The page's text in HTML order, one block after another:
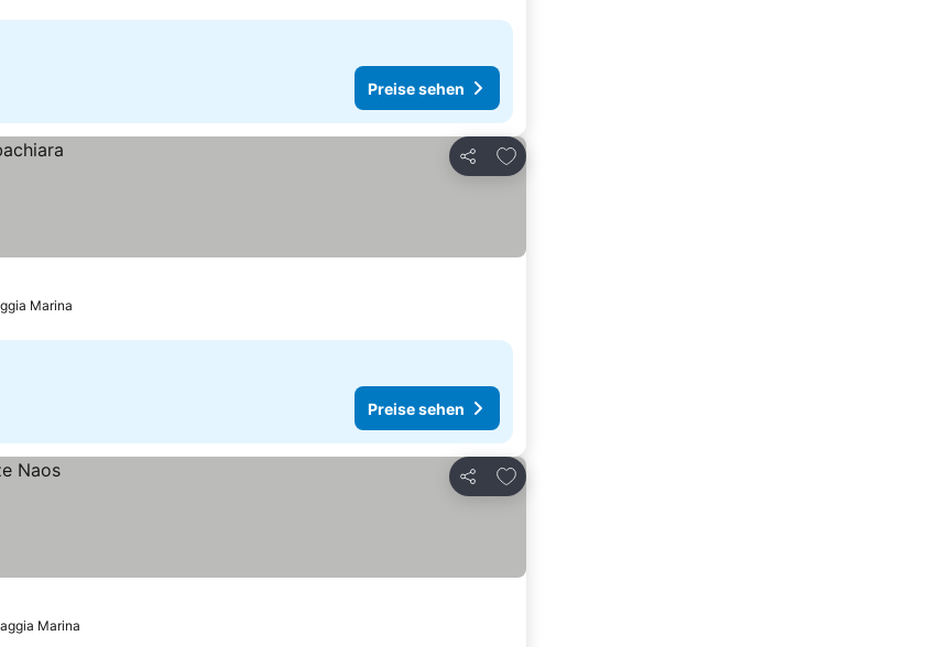
Preise sehen
Teilen
Zu Favoriten hinzufügen
Marina
Preise sehen
Teilen
Zu Favoriten hinzufügen
Marina